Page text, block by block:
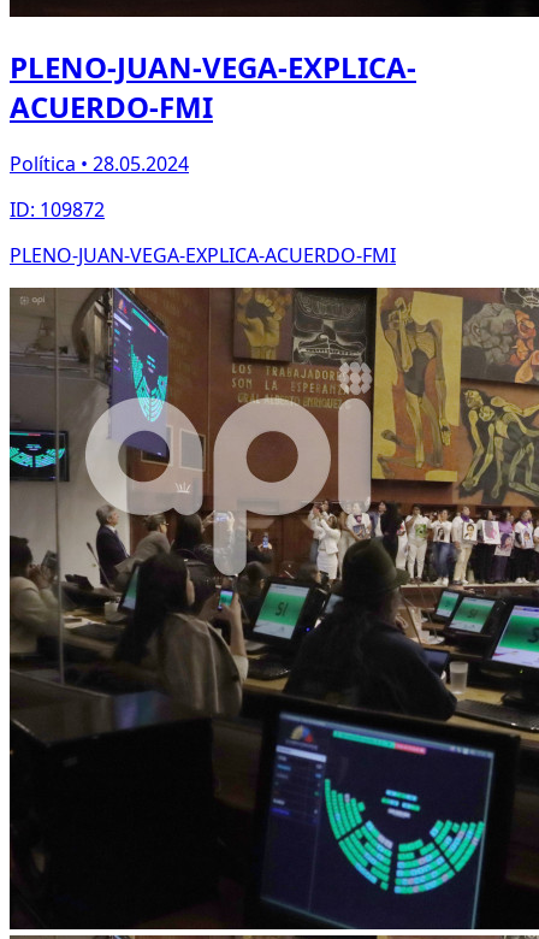
PLENO-JUAN-VEGA-EXPLICA-
ACUERDO-FMI
Política • 28.05.2024
ID: 109872
PLENO-JUAN-VEGA-EXPLICA-ACUERDO-FMI